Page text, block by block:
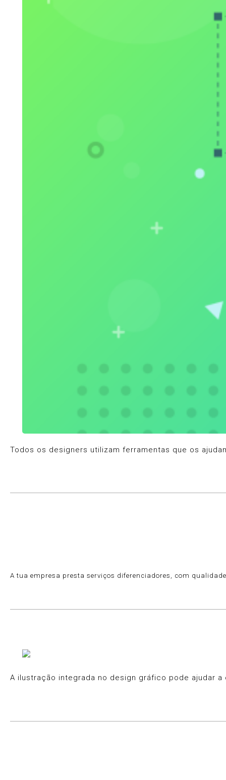
Todos os designers utilizam ferramentas que os
A tua empresa presta serviços diferenciadores, com
A ilustração integrada no design gráfico pode ajudar